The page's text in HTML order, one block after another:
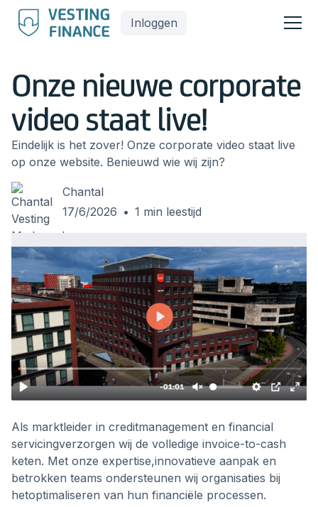
Inloggen
Onze nieuwe corporate
video staat live!
Eindelijk is het zover! Onze corporate video staat live
op onze website. Benieuwd wie wij zijn?
Chantal
17/6/2026 • 1 min leestijd
Als marktleider in creditmanagement en financial
servicingverzorgen wij de volledige invoice-to-cash
keten. Met onze expertise,innovatieve aanpak en
betrokken teams ondersteunen wij organisaties bij
hetoptimaliseren van hun financiële processen.